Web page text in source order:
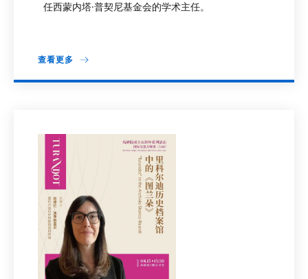
任西蒙内塔·普契尼基金会的学术主任。
查看更多